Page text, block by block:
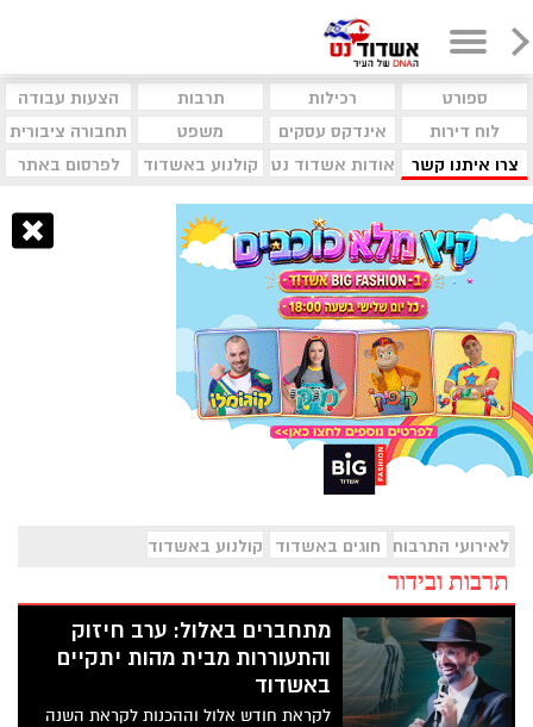
ספורט רכילות תרבות
הצעות עבודה
לוח דירות
אינדקס עסקים משפט
תחבורה ציבורית
צרו איתנו קשר
אודות אשדוד נט קולנוע באשדוד לפרסום באתר
לאירועי התרבות והמופעים בעיר
חוגים באשדוד קולנוע באשדוד
תרבות ובידור
מתחברים באלול: ערב חיזוק
והתעוררות מבית מהות יתקיים
באשדוד
לקראת חודש אלול וההכנות לקראת השנה